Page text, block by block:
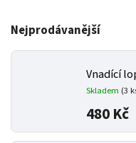
Nejprodávanější
Vnadící
Skladem (3
480 Kč